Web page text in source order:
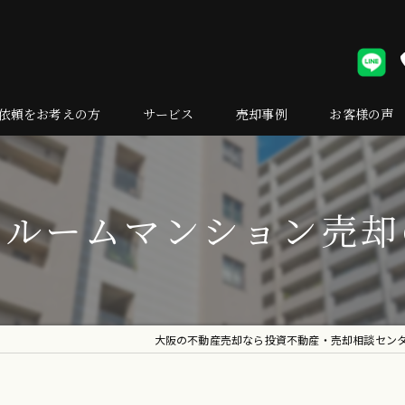
頼をお考えの方
の流れ
ある質問
サービス 売却事例 お客様の声
ームマンション売
大阪の不動産売却なら投資不動産・売却相談セン